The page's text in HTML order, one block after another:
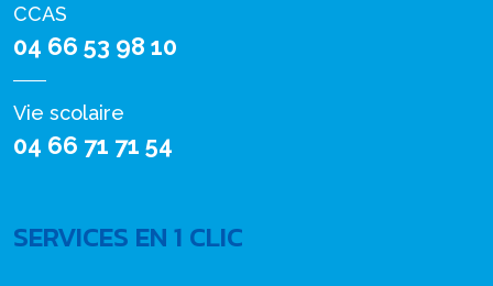
CCAS
04 66 53 98 10
Vie scolaire
04 66 71 71 54
SERVICES EN 1 CLIC